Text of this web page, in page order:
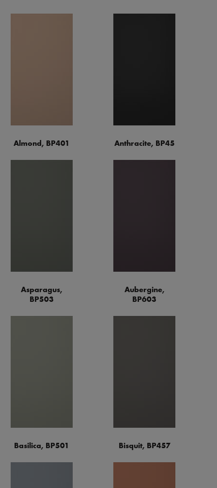
Almond, BP401 Anthracite, BP45
Asparagus,
BP503
Aubergine,
BP603
Basilica, BP501 Bisquit, BP457